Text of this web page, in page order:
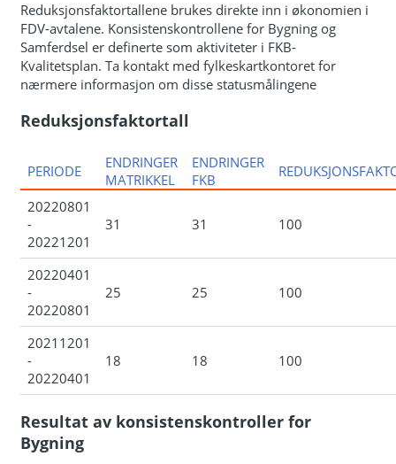
Reduksjonsfaktortallene brukes direkte inn i økonomien i
FDV-avtalene. Konsistenskontrollene for Bygning og
Samferdsel er definerte som aktiviteter i FKB-
Kvalitetsplan. Ta kontakt med fylkeskartkontoret for
nærmere informasjon om disse statusmålingene
Reduksjonsfaktortall
PERIODE
ENDRINGER
MATRIKKEL
ENDRINGER
FKB
20220801
-
20221201
31 31 100
20220401
-
20220801
25 25 100
20211201
-
20220401
18 18 100
Resultat av konsistenskontroller for
Bygning